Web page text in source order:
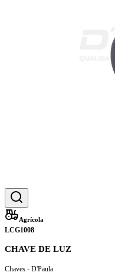
Agrícola
LCG1008
CHAVE DE LUZ
Chaves - D'Paula